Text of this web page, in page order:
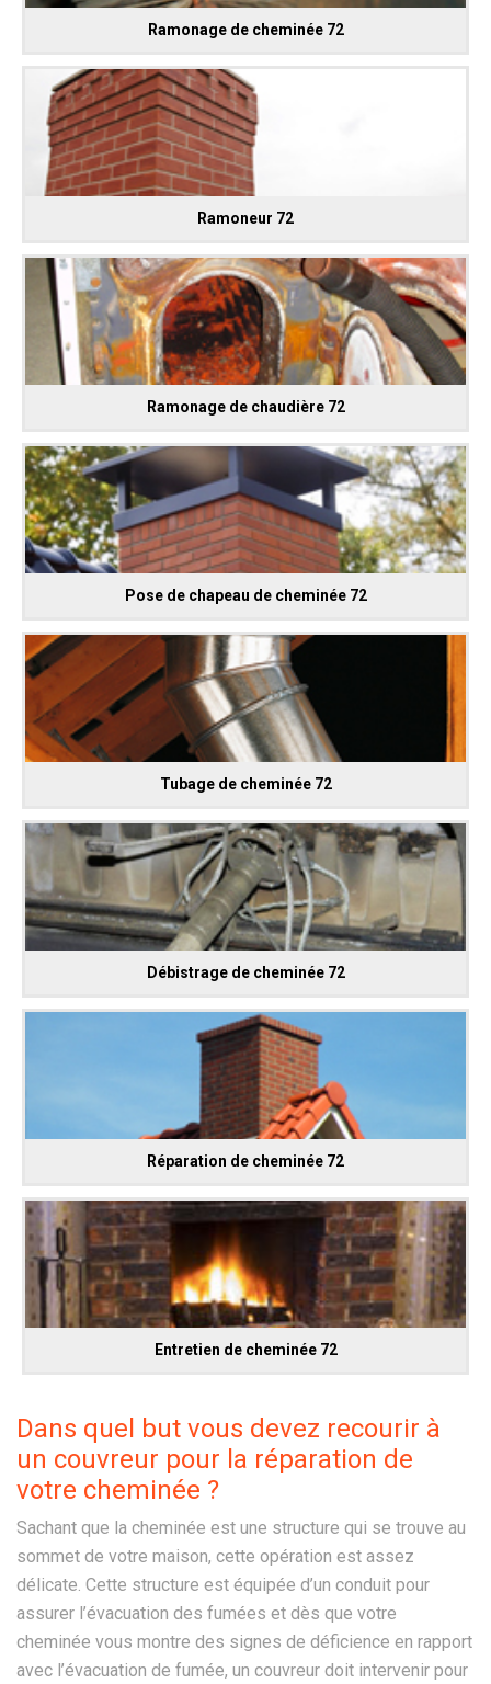
Ramonage de cheminée 72
Ramoneur 72
Ramonage de chaudière 72
Pose de chapeau de cheminée 72
Tubage de cheminée 72
Débistrage de cheminée 72
Réparation de cheminée 72
Entretien de cheminée 72
Dans quel but vous devez recourir à
un couvreur pour la réparation de
votre cheminée ?
Sachant que la cheminée est une structure qui se trouve au
sommet de votre maison, cette opération est assez
délicate. Cette structure est équipée d’un conduit pour
assurer l’évacuation des fumées et dès que votre
cheminée vous montre des signes de déficience en rapport
avec l’évacuation de fumée, un couvreur doit intervenir pour